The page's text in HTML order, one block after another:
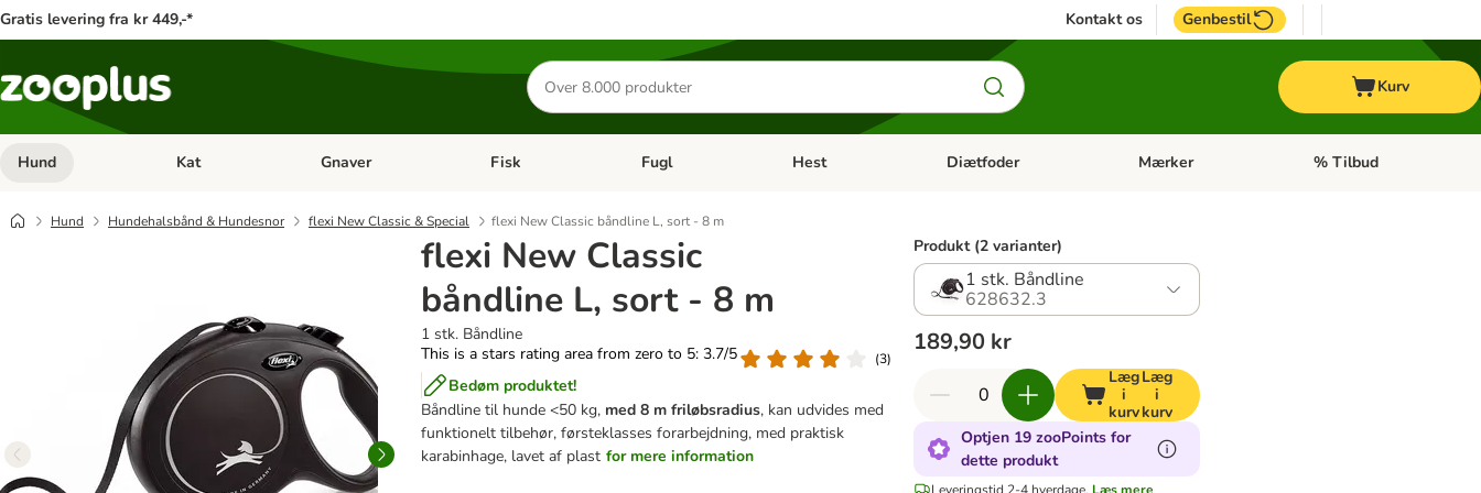
Gratis levering fra kr 449,-* Kontakt os Genbestil
Søg
efter
produkter
Kurv
Hund Åben kategori menu: Hund
Kat Åben kategori menu: Kat
Gnaver Åben kategori menu: Gnaver
Fisk Åben kategori menu: Fisk
Fugl Åben kategori menu: Fugl
Hest Åben kategori menu: Hest
Diætfoder Åben kategori menu: Diætfoder
Mærker Åben kategori menu:
% Tilbud
Hund Hundehalsbånd & Hundesnor flexi New Classic & Special flexi New Classic båndline L, sort - 8 m
flexi New Classic
båndline L, sort - 8 m
1 stk. Båndline
This is a stars rating area from zero to 5: 3.7/5
(3)
Bedøm produktet!
Båndline til hunde <50 kg, med 8 m friløbsradius, kan udvides med
funktionelt tilbehør, førsteklasses forarbejdning, med praktisk
karabinhage, lavet af plast for mere information
Produkt (2 varianter)
1 stk. Båndline
628632.3
189,90 kr
Læg
i
kurv
Læg
i
kurv
Optjen 19 zooPoints for
dette produkt